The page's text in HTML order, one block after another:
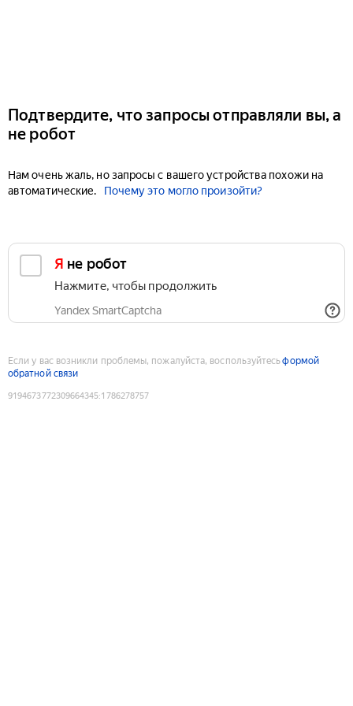
Подтвердите, что запросы отправляли вы, а
не робот
Нам очень жаль, но запросы с вашего устройства похожи на
автоматические.
Почему это могло произойти?
Я не робот
Нажмите, чтобы продолжить
Yandex SmartCaptcha
Если у вас возникли проблемы, пожалуйста, воспользуйтесьформой
обратной связи
9194673772309664345:1786278757